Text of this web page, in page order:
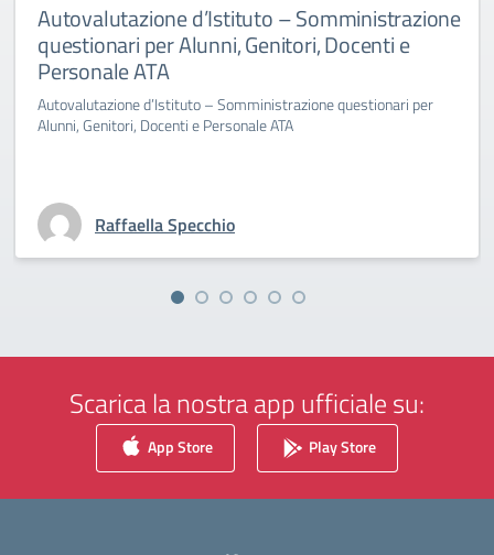
Autovalutazione d’Istituto – Somministrazione
questionari per Alunni, Genitori, Docenti e
Personale ATA
Autovalutazione d’Istituto – Somministrazione questionari per
Alunni, Genitori, Docenti e Personale ATA
Raffaella Specchio
Scarica la nostra app ufficiale su:
App Store Play Store